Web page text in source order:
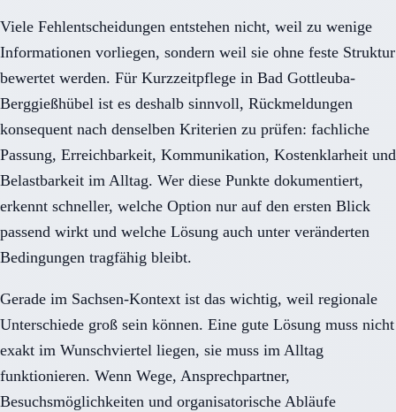
Viele Fehlentscheidungen entstehen nicht, weil zu wenige
Informationen vorliegen, sondern weil sie ohne feste Struktur
bewertet werden. Für Kurzzeitpflege in Bad Gottleuba-
Berggießhübel ist es deshalb sinnvoll, Rückmeldungen
konsequent nach denselben Kriterien zu prüfen: fachliche
Passung, Erreichbarkeit, Kommunikation, Kostenklarheit und
Belastbarkeit im Alltag. Wer diese Punkte dokumentiert,
erkennt schneller, welche Option nur auf den ersten Blick
passend wirkt und welche Lösung auch unter veränderten
Bedingungen tragfähig bleibt.
Gerade im Sachsen-Kontext ist das wichtig, weil regionale
Unterschiede groß sein können. Eine gute Lösung muss nicht
exakt im Wunschviertel liegen, sie muss im Alltag
funktionieren. Wenn Wege, Ansprechpartner,
Besuchsmöglichkeiten und organisatorische Abläufe